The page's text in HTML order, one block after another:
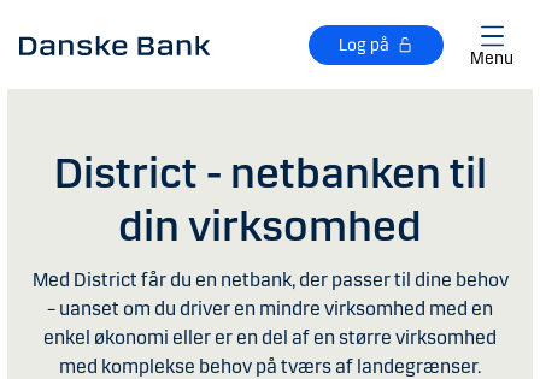
Log på
Menu
District - netbanken til
din virksomhed
Med District får du en netbank, der passer til dine behov
– uanset om du driver en mindre virksomhed med en
enkel økonomi eller er en del af en større virksomhed
med komplekse behov på tværs af landegrænser.